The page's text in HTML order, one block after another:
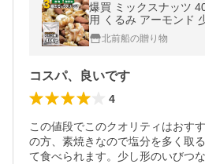
爆買 ミックスナッツ
用 くるみ アーモンド
3種のナッツ 訳あり (
北前船の贈り物
コスパ、良いです
4
この値段でこのクオリティはおす
の方、素焼きなので塩分を多く取
て食べられます。少し形のいびつ